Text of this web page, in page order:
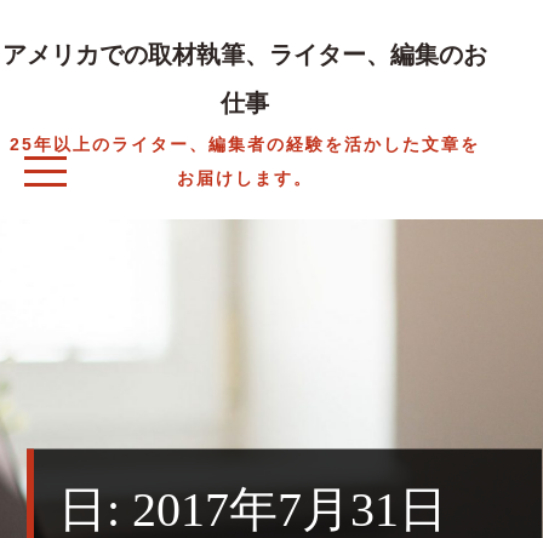
content
アメリカでの取材執筆、ライター、編集のお
仕事
25年以上のライター、編集者の経験を活かした文章を
お届けします。
日: 2017年7月31日